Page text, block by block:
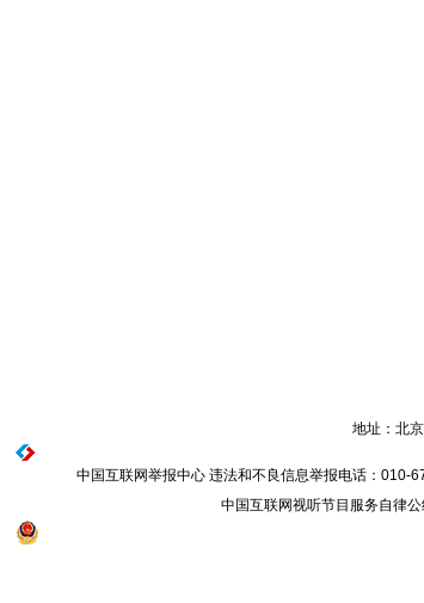
地址：北
中国互联网举报中心违法和不良信息举报电话：010-
中国互联网视听节目服务自律公